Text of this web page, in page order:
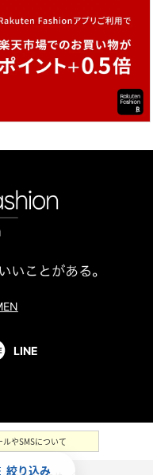
絞り込み
LINE
ルやSMSについて